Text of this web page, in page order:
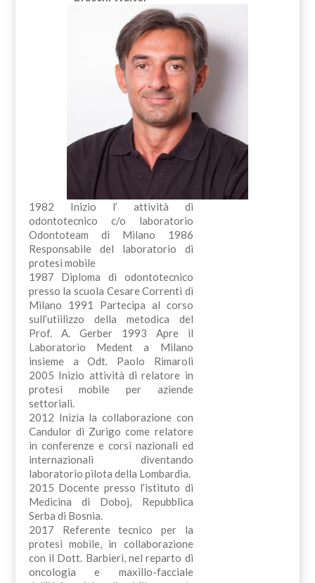
1982 Inizio l’ attività di
odontotecnico c/o laboratorio
Odontoteam di Milano 1986
Responsabile del laboratorio di
protesi mobile
1987 Diploma di odontotecnico
presso la scuola Cesare Correnti di
Milano 1991 Partecipa al corso
sull’utiilizzo della metodica del
Prof. A. Gerber 1993 Apre il
Laboratorio Medent a Milano
insieme a Odt. Paolo Rimaroli
2005 Inizio attività di relatore in
protesi mobile per aziende
settoriali.
2012 Inizia la collaborazione con
Candulor di Zurigo come relatore
in conferenze e corsi nazionali ed
internazionali diventando
laboratorio pilota della Lombardia.
2015 Docente presso l’istituto di
Medicina di Doboj, Repubblica
Serba di Bosnia.
2017 Referente tecnico per la
protesi mobile, in collaborazione
con il Dott. Barbieri, nel reparto di
oncologia e maxillo-facciale